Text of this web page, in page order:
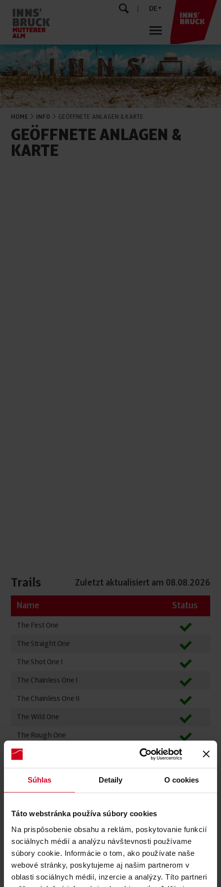
Súhlas Detaily O cookies
Táto webstránka používa súbory cookies
Na prispôsobenie obsahu a reklám, poskytovanie funkcií
sociálnych médií a analýzu návštevnosti používame
súbory cookie. Informácie o tom, ako používate naše
webové stránky, poskytujeme aj našim partnerom v
oblasti sociálnych médií, inzercie a analýzy. Títo partneri
DE
HOME INFO GEÖFFNETE ANLAGEN & KARTE
GEÖFFNETE ANLAGEN &
KARTE
Trails Zuletzt aktualisiert am 08.08.2026
Name Status
The First One
The Straight One
The Shot One I
The Chainless One I
The Chainless One II
The Wild One
The Rough One
Kids- & Beginners-Area
Dual Slalom
The Jumpline
Lifte Zuletzt aktualisiert am 08.08.2026
Name Status Typ
A Muttereralmbahn Seilbahn